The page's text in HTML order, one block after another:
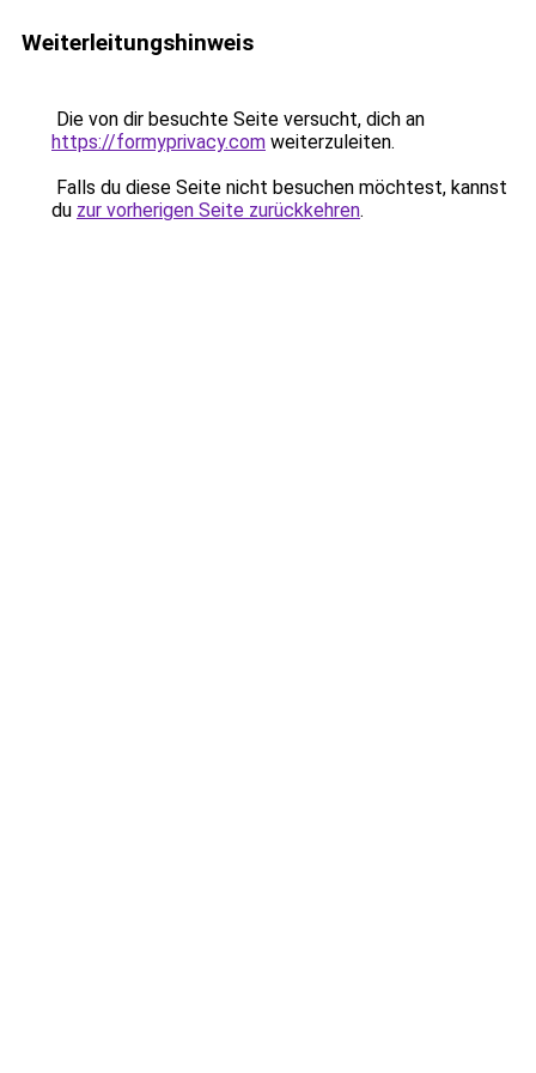
Weiterleitungshinweis
Die von dir besuchte Seite versucht, dich an
https://formyprivacy.com weiterzuleiten.
Falls du diese Seite nicht besuchen möchtest, kannst
du zur vorherigen Seite zurückkehren.